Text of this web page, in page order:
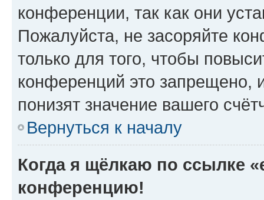
конференции, так как они
Пожалуйста, не засоряйте
только для того, чтобы
конференций это запрещено,
понизят значение вашего
Вернуться к началу
Когда я щёлкаю по ссылке
конференцию!